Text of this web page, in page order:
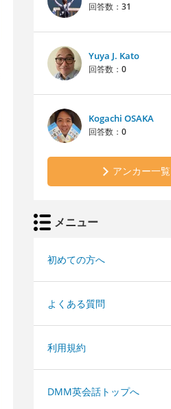
回答数： 31
Yuya J. Kato
回答数： 0
Kogachi OSAKA
回答数： 0
アンカー一覧
メニュー
初めての方へ
よくある質問
利用規約
DMM英会話トップへ